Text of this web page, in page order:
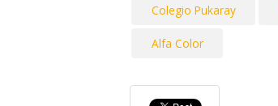
Colegio Pukaray
Alfa Color